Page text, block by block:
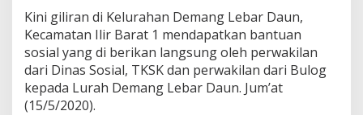
n
B
a
n
s
o
Kini giliran di Kelurahan Demang Lebar Daun,
Kecamatan Ilir Barat 1 mendapatkan bantuan
sosial yang di berikan langsung oleh perwakilan
dari Dinas Sosial, TKSK dan perwakilan dari Bulog
kepada Lurah Demang Lebar Daun. Jum’at
(15/5/2020).